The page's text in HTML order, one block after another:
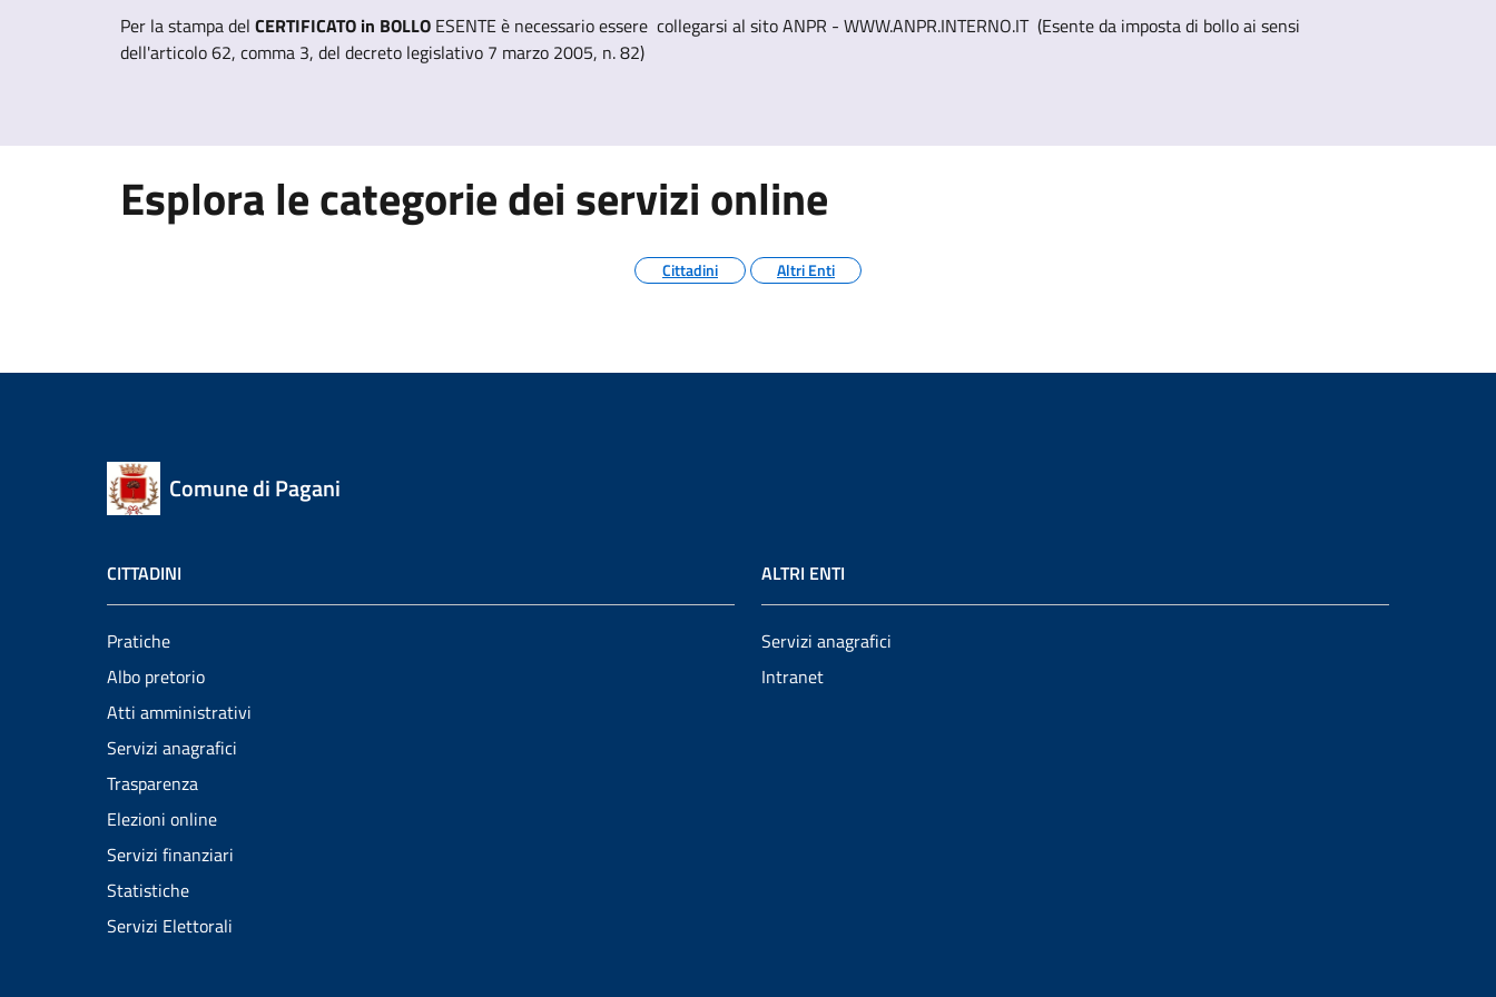
Per la stampa del CERTIFICATO in BOLLO ESENTE è necessario essere collegarsi al sito ANPR - WWW.ANPR.INTERNO.IT (Esente da imposta di bollo ai sensi
dell'articolo 62, comma 3, del decreto legislativo 7 marzo 2005, n. 82)
Esplora le categorie dei servizi online
Cittadini Altri Enti
Comune di Pagani
CITTADINI
Pratiche
Albo pretorio
Atti amministrativi
Servizi anagrafici
Trasparenza
Elezioni online
Servizi finanziari
Statistiche
Servizi Elettorali
ALTRI ENTI
Servizi anagrafici
Intranet